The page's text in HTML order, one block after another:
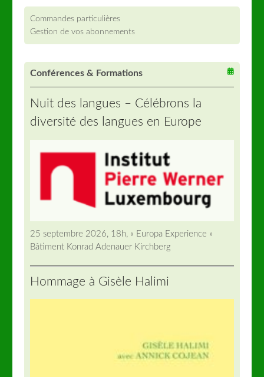
Commandes particulières
Gestion de vos abonnements
Conférences & Formations
Nuit des langues – Célébrons la
diversité des langues en Europe
25 septembre 2026, 18h, « Europa Experience »
Bâtiment Konrad Adenauer Kirchberg
Hommage à Gisèle Halimi